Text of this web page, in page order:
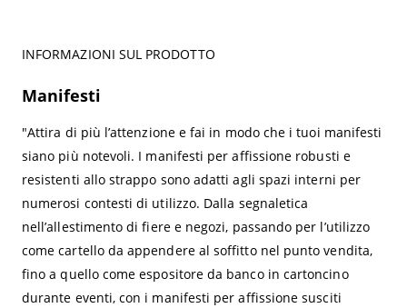
INFORMAZIONI SUL PRODOTTO
Manifesti
"Attira di più l’attenzione e fai in modo che i tuoi manifesti
siano più notevoli. I manifesti per affissione robusti e
resistenti allo strappo sono adatti agli spazi interni per
numerosi contesti di utilizzo. Dalla segnaletica
nell’allestimento di fiere e negozi, passando per l’utilizzo
come cartello da appendere al soffitto nel punto vendita,
fino a quello come espositore da banco in cartoncino
durante eventi, con i manifesti per affissione susciti